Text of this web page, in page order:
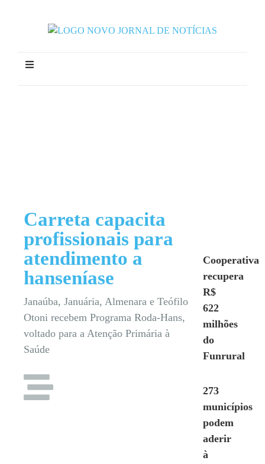
Carreta capacita
profissionais para
atendimento a
hanseníase
Janaúba, Januária, Almenara e Teófilo
Otoni recebem Programa Roda-Hans,
voltado para a Atenção Primária à
Saúde
Cooperativa
recupera
R$
622
milhões
do
Funrural
273
municípios
podem
aderir
à